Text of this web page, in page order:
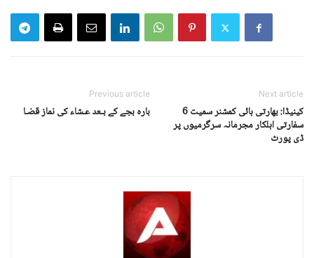
Previous article
بارہ بجے کے بـعد عـشاء کی نماز قضـا
Next article
کینیڈا: بھارتی ہائی کمشنر سمیت 6
سفارتی اہلکار مجرمانہ سرگرمیوں پر
ڈی پورٹ